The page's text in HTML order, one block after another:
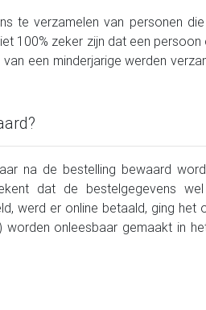
te verzamelen van personen
100% zeker zijn dat een
een minderjarige werden
na de bestelling bewaard
dat de bestelgegevens
werd er online betaald, ging het
worden onleesbaar gemaakt in